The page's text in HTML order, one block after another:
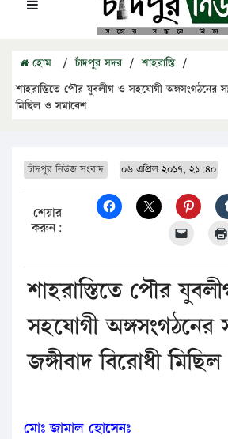
হোম / চাঁদপুর সদর / শাহরাস্তি /
শাহরাস্তিতে পৌর যুবলীগ ও সহযোগী অঙ্গসংগঠনের
মিছিল ও সমাবেশ
চাঁদপুর নিউজ সংবাদ ০৬ এপ্রিল ২০১৭, ২১:৪০
শেয়ার
করুন:
শাহরাস্তিতে পৌর
সহযোগী অঙ্গসংগঠনের
জঙ্গীবাদ বিরোধী
মোঃ জামাল হোসেনঃ